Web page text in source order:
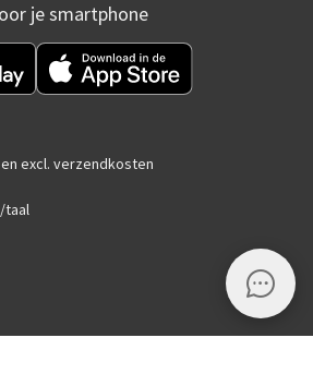
je smartphone
excl. verzendkosten
taal